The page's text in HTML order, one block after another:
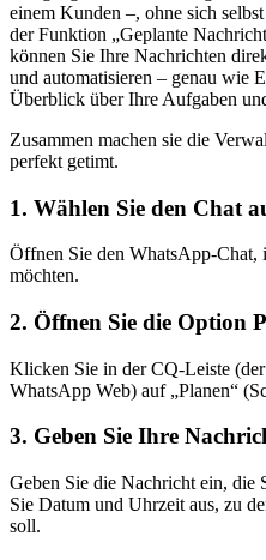
einem Kunden –, ohne sich
der Funktion „Geplante
können Sie Ihre Nachrichten
und automatisieren – genau wie
Überblick über Ihre Aufgaben
Zusammen machen sie die
perfekt getimt.
1. Wählen Sie den Chat
Öffnen Sie den WhatsApp-Chat,
möchten.
2. Öffnen Sie die Option
Klicken Sie in der CQ-Leiste
WhatsApp Web) auf „Planen“
3. Geben Sie Ihre
Geben Sie die Nachricht ein, die
Sie Datum und Uhrzeit aus, zu
soll.